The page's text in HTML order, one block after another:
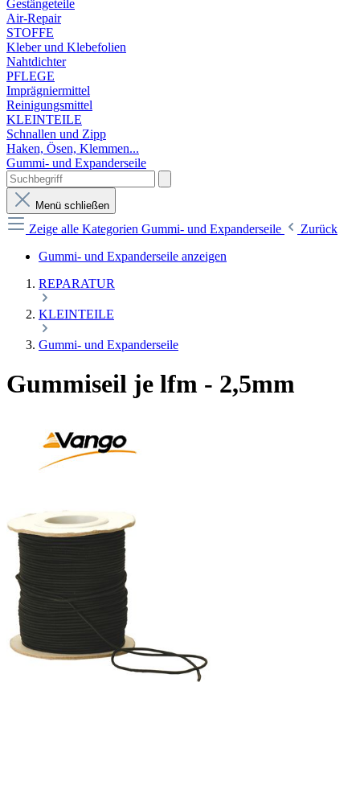
Gestängeteile
Air-Repair
STOFFE
Kleber und Klebefolien
Nahtdichter
PFLEGE
Imprägniermittel
Reinigungsmittel
KLEINTEILE
Schnallen und Zipp
Haken, Ösen, Klemmen...
Gummi- und Expanderseile
Menü schließen
Zeige alle Kategorien Gummi- und Expanderseile
Zurück
Gummi- und Expanderseile anzeigen
REPARATUR
KLEINTEILE
Gummi- und Expanderseile
Gummiseil je lfm - 2,5mm